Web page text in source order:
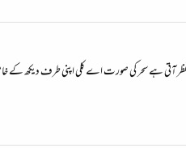
آتی ہے سحر کی صورت اے کلی اپنی طرف دیکھ